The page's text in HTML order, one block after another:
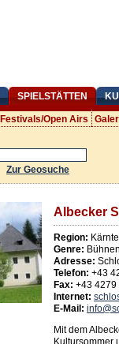
SPIELSTÄTTEN
Festivals/Open Airs
Zur Geosuche
Albecker
Region:
Genre:
Adresse:
Telefon: +43
Fax: +43 4279
Internet:
E-Mail:
Mit dem
Kultursommer